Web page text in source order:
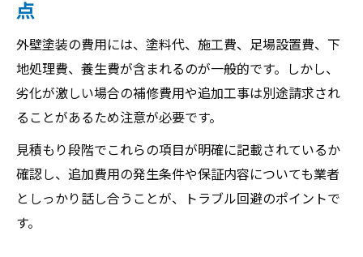
点
外壁塗装の費用には、塗料代、施工費、足場設置費、下
地処理費、養生費が含まれるのが一般的です。しかし、
劣化が激しい場合の補修費用や追加工事は別途請求され
ることがあるため注意が必要です。
見積もり段階でこれらの項目が明確に記載されているか
確認し、追加費用の発生条件や保証内容についても業者
としっかり話し合うことが、トラブル回避のポイントで
す。